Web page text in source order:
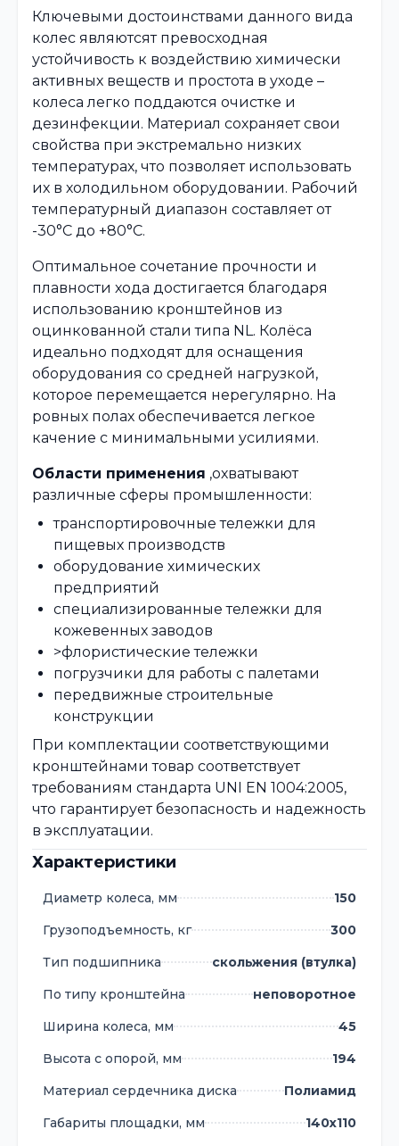
Ключевыми достоинствами данного вида
колес являютсят превосходная
устойчивость к воздействию химически
активных веществ и простота в уходе –
колеса легко поддаются очистке и
дезинфекции. Материал сохраняет свои
свойства при экстремально низких
температурах, что позволяет использовать
их в холодильном оборудовании. Рабочий
температурный диапазон составляет от
-30°C до +80°C.
Оптимальное сочетание прочности и
плавности хода достигается благодаря
использованию кронштейнов из
оцинкованной стали типа NL. Колёса
идеально подходят для оснащения
оборудования со средней нагрузкой,
которое перемещается нерегулярно. На
ровных полах обеспечивается легкое
качение с минимальными усилиями.
Области применения ,охватывают
различные сферы промышленности:
транспортировочные тележки для
пищевых производств
оборудование химических
предприятий
специализированные тележки для
кожевенных заводов
>флористические тележки
погрузчики для работы с палетами
передвижные строительные
конструкции
При комплектации соответствующими
кронштейнами товар соответствует
требованиям стандарта UNI EN 1004:2005,
что гарантирует безопасность и надежность
в эксплуатации.
Характеристики
Диаметр колеса, мм
150
Грузоподъемность, кг
300
Тип подшипника
скольжения (втулка)
По типу кронштейна
неповоротное
Ширина колеса, мм
45
Высота с опорой, мм
194
Материал сердечника диска
Полиамид
Габариты площадки, мм
140х110